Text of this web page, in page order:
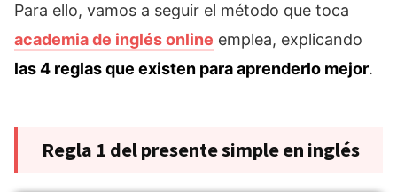
Para ello, vamos a seguir el método que toca
academia de inglés online emplea, explicando
las 4 reglas que existen para aprenderlo mejor.
Regla 1 del presente simple en inglés